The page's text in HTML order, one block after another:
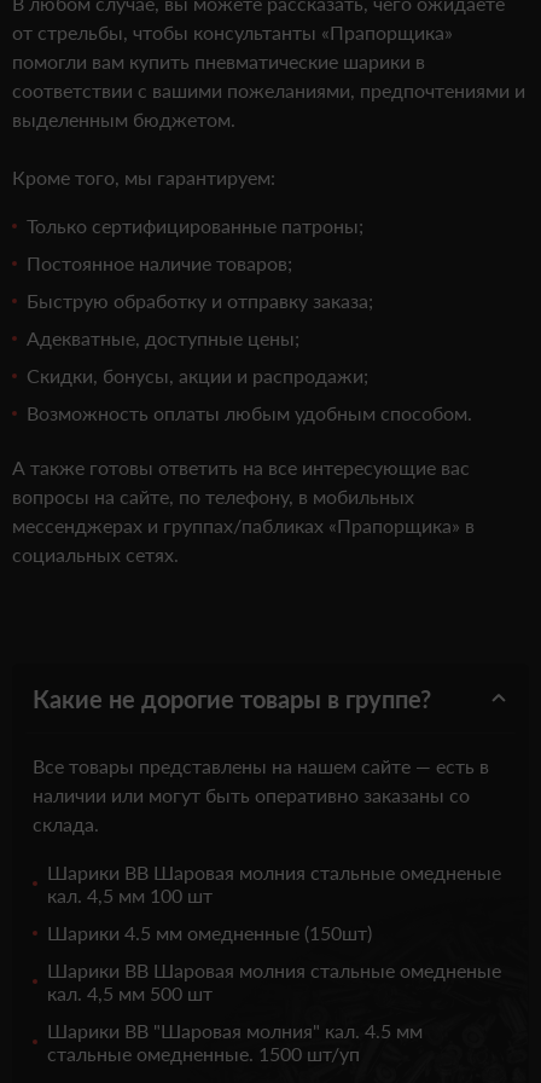
от стрельбы, чтобы консультанты «Прапорщика»
помогли вам купить пневматические шарики в
соответствии с вашими пожеланиями, предпочтениями и
выделенным бюджетом.
Кроме того, мы гарантируем:
Только сертифицированные патроны;
Постоянное наличие товаров;
Быструю обработку и отправку заказа;
Адекватные, доступные цены;
Скидки, бонусы, акции и распродажи;
Возможность оплаты любым удобным способом.
А также готовы ответить на все интересующие вас
вопросы на сайте, по телефону, в мобильных
мессенджерах и группах/пабликах «Прапорщика» в
социальных сетях.
Какие не дорогие товары в группе?
Все товары представлены на нашем сайте — есть в
наличии или могут быть оперативно заказаны со
склада.
Шарики ВВ Шаровая молния стальные омедненые
кал. 4,5 мм 100 шт
Шарики 4.5 мм омедненные (150шт)
Шарики ВВ Шаровая молния стальные омедненые
кал. 4,5 мм 500 шт
Шарики ВВ "Шаровая молния" кал. 4.5 мм
стальные омедненные. 1500 шт/уп